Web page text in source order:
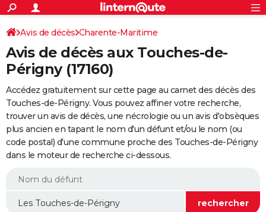
ACTUALITÉS
Politique
Société
Faits Divers
Education
Monde
Villes
+
SPORT
Coupe du monde 2026
Football
Tennis
Cyclisme
Rugby
Forum
CULTURE
FINANCE
Retraite
Impôts
Epargne
Immobilier
Risques naturels par ville
Banque
Assurance
Crédit
Essais
Réserver un essai
Citadines
Berlines
SUV
Forum auto
+
HIGH-TECH
Mobiles
Meilleur smartphone
Internet
Ordinateurs
Jeux vidéo
Guide high-tech
+
BRICOLAGE
Forum
Aménagement intérieur
Extérieur
Cuisine
Salle de bains
Jardinage
Rangement
WEEK-END
Guides de France
Escapades
Patrimoine
Expositions
Musées
Week-end nature
LIFESTYLE
S'inscrire
Connexion
Avis de décès Charente-Maritime
Avis de décès aux Touches-de-
Périgny (17160)
Accédez gratuitement sur cette page au carnet des décès des
Touches-de-Périgny. Vous pouvez affiner votre recherche,
trouver un avis de décès, une nécrologie ou un avis d'obsèques
plus ancien en tapant le nom d'un défunt et/ou le nom (ou
code postal) d'une commune proche des Touches-de-Périgny
dans le moteur de recherche ci-dessous.